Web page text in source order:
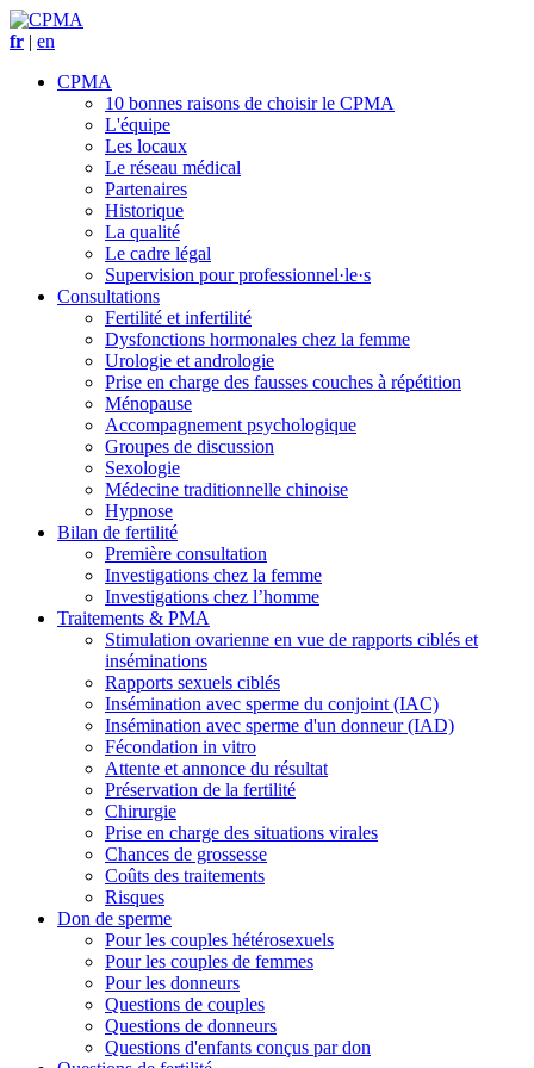
fr | en
CPMA
10 bonnes raisons de choisir le CPMA
L'équipe
Les locaux
Le réseau médical
Partenaires
Historique
La qualité
Le cadre légal
Supervision pour professionnel·le·s
Consultations
Fertilité et infertilité
Dysfonctions hormonales chez la femme
Urologie et andrologie
Prise en charge des fausses couches à répétition
Ménopause
Accompagnement psychologique
Groupes de discussion
Sexologie
Médecine traditionnelle chinoise
Hypnose
Bilan de fertilité
Première consultation
Investigations chez la femme
Investigations chez l’homme
Traitements & PMA
Stimulation ovarienne en vue de rapports ciblés et
inséminations
Rapports sexuels ciblés
Insémination avec sperme du conjoint (IAC)
Insémination avec sperme d'un donneur (IAD)
Fécondation in vitro
Attente et annonce du résultat
Préservation de la fertilité
Chirurgie
Prise en charge des situations virales
Chances de grossesse
Coûts des traitements
Risques
Don de sperme
Pour les couples hétérosexuels
Pour les couples de femmes
Pour les donneurs
Questions de couples
Questions de donneurs
Questions d'enfants conçus par don